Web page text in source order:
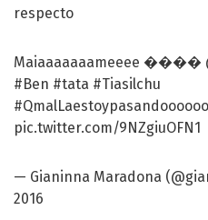
respecto
Maiaaaaaaameeee ����
#Ben #tata #Tiasilchu
pic.twitter.com/9NZgiuOFN1
— Gianinna Maradona
2016